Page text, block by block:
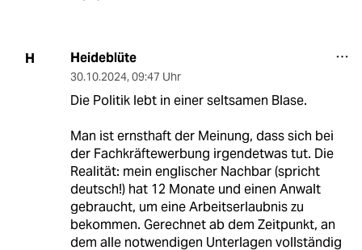
H Heideblüte
30.10.2024, 09:47 Uhr
Die Politik lebt in einer seltsamen Blase.
Man ist ernsthaft der Meinung, dass sich bei
der Fachkräftewerbung irgendetwas tut. Die
Realität: mein englischer Nachbar (spricht
deutsch!) hat 12 Monate und einen Anwalt
gebraucht, um eine Arbeitserlaubnis zu
bekommen. Gerechnet ab dem Zeitpunkt, an
dem alle notwendigen Unterlagen vollständig